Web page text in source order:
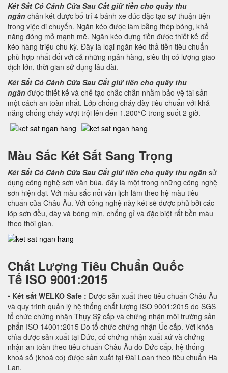
Két Sắt Có Cánh Cửa Sau Cất giữ tiền cho quầy thu
ngân chân két được bố trí 4 bánh xe đúc đặc tạo sự thuận tiện
trong việc di chuyển. Ngăn kéo được làm bằng thép bóng, khả
năng đóng mở mạnh mẽ. Ngăn kéo đựng tiền được thiết kế để
kéo hàng triệu chu kỳ. Đây là loại ngăn kéo thả tiền tiêu chuẩn
phù hợp nhất đối với cả những ngân hàng, siêu thị có lượng giao
dịch lớn, thời gian sử dụng lâu dài.
Két Sắt Có Cánh Cửa Sau Cất giữ tiền cho quầy thu
ngân được thiết kế và chế tạo chắc chắn nhằm bảo vệ tài sản
một cách an toàn nhất. Lớp chống cháy dày tiêu chuẩn với khả
năng chống cháy vượt trội lên đến 1.200°C trong suốt 2 giờ.
Màu Sắc Két Sắt Sang Trọng
Két Sắt Có Cánh Cửa Sau Cất giữ tiền cho quầy thu ngân sử
dụng công nghệ sơn vân búa, đây là một trong những công nghệ
sơn hiện đại. Với màu sắc nổi vân lịch lãm theo hệ màu tiêu
chuẩn của Châu Âu. Với công nghệ này két sẽ được phủ bởi các
lớp sơn đều, dày và bóng mịn, chống gỉ và đặc biệt rất bền màu
theo thời gian.
Chất Lượng Tiêu Chuẩn Quốc
Tế ISO 9001:2015
• Két sắt WELKO Safe : Được sản xuất theo tiêu chuẩn Châu Âu
và quy trình quản lý hệ thống chất lượng ISO 9001:2015 do SGS
tổ chức chứng nhận Thụy Sỹ cấp và chứng nhận môi trường sản
phẩn ISO 14001:2015 Do tổ chức chứng nhận Úc cấp. Với khóa
chìa được sản xuất tại Đức, có chứng nhận xuất xứ và chứng
nhận an toàn theo tiêu chuẩn Châu Âu do Đức cấp, hệ thống
khoá số (khoá cơ) được sản xuất tại Đài Loan theo tiêu chuẩn Hà
Lan.